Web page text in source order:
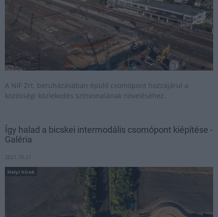
A NIF Zrt. beruházásában épülő csomópont hozzájárul a
közösségi közlekedés színvonalának növeléséhez.
Így halad a bicskei intermodális csomópont kiépítése -
Galéria
2021.10.21
Helyi hírek